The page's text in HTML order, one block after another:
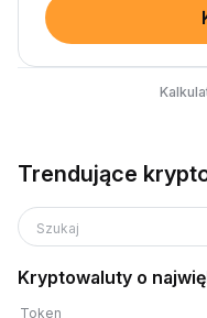
Trendujące
Szukaj
Kryptowaluty o
Token